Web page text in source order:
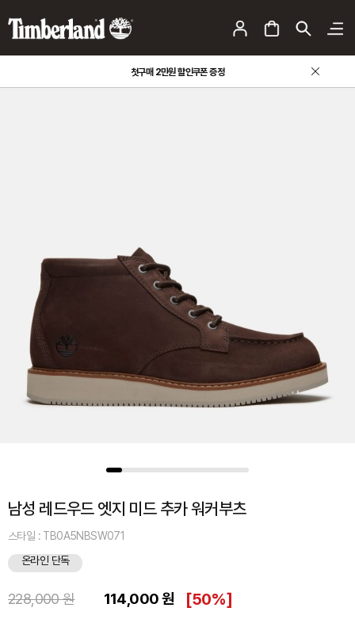
첫구매 2만원 할인쿠폰 증정
남성 레드우드 엣지 미드 추카 워커부츠
스타일 : TB0A5NBSW071
온라인 단독
228,000 원 114,000 원 [50%]